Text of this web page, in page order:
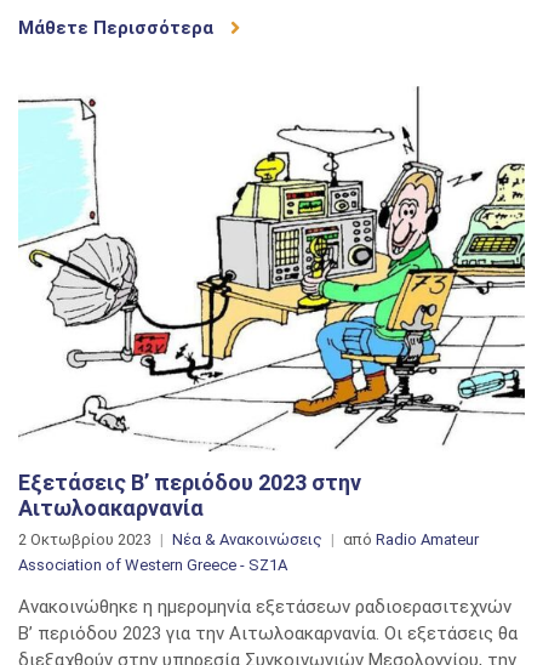
Μάθετε Περισσότερα
Εξετάσεις Β’ περιόδου 2023 στην
Αιτωλοακαρνανία
2 Οκτωβρίου 2023 Νέα & Ανακοινώσεις από Radio Amateur
Association of Western Greece - SZ1A
Ανακοινώθηκε η ημερομηνία εξετάσεων ραδιοερασιτεχνών
Β’ περιόδου 2023 για την Αιτωλοακαρνανία. Οι εξετάσεις θα
διεξαχθούν στην υπηρεσία Συγκοινωνιών Μεσολογγίου, την